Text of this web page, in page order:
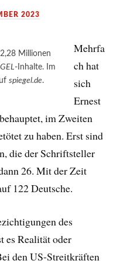
2023
Millionen
-Inhalte. Im
spiegel.de.
Mehrfa
ch hat
sich
Ernest
im Zweiten
zu haben. Erst sind
die der Schriftsteller
26. Mit der Zeit
122 Deutsche.
des
es Realität oder
den US-Streitkräften